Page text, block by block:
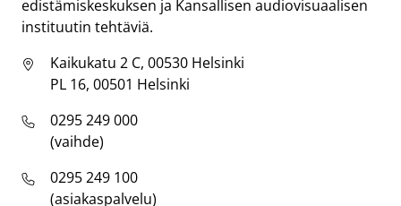
edistämiskeskuksen ja Kansallisen audiovisuaalisen
instituutin tehtäviä.
Kaikukatu 2 C, 00530 Helsinki
PL 16, 00501 Helsinki
0295 249 000
(vaihde)
0295 249 100
(asiakaspalvelu)